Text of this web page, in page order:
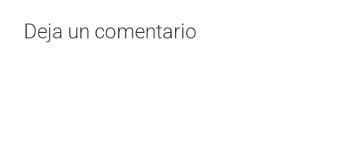
Deja un comentario